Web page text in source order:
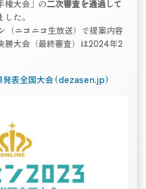
権大会」の二次審査を通過して
た。
（ニコニコ生放送）で提案内容
勝大会（最終審査）は2024年2
発表全国大会 (dezasen.jp)